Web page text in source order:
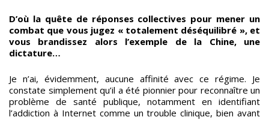
D’où la quête de réponses collectives pour mener un
combat que vous jugez « totalement déséquilibré », et
vous brandissez alors l’exemple de la Chine, une
dictature…
Je n’ai, évidemment, aucune affinité avec ce régime. Je
constate simplement qu’il a été pionnier pour reconnaître un
problème de santé publique, notamment en identifiant
l’addiction à Internet comme un trouble clinique, bien avant